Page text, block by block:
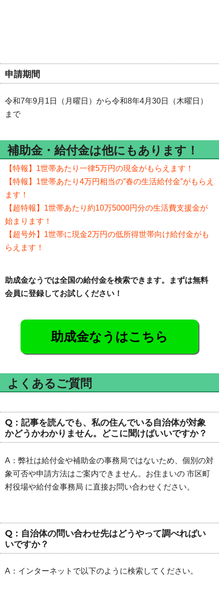
申請期間
令和7年9月1日（月曜日）から令和8年4月30日（木曜日）
まで
補助金・給付金は他にもあります！
【特報】1世帯あたり一律5万円の現金がもらえます！
【特報】1世帯あたり4万円相当の”春の生活給付金”がもらえ
ます！
【超特報】1世帯あたり約10万5000円分の生活費支援金が
始まります！
【超号外】1世帯に現金2万円の低所得世帯向け給付金がも
らえます！
助成金なうでは全国の給付金を検索できます。まずは無料
会員に登録してお試しください！
助成金なうはこちら
よくあるご質問
Q：記事を読んでも、私の住んでいる自治体が対象
かどうかわかりません。どこに聞けばいいですか？
A：弊社は給付金や補助金の事務局ではないため、個別の対
象可否や申請方法はご案内できません。お住まいの 市区町
村役場や給付金事務局 に直接お問い合わせください。
Q：自治体の問い合わせ先はどうやって調べればい
いですか？
A：インターネットで以下のように検索してください。